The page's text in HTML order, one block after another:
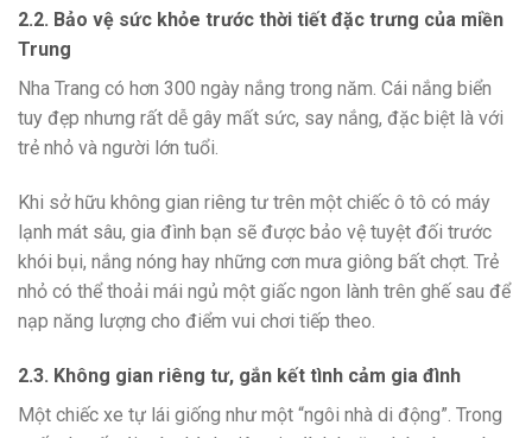
2.2. Bảo vệ sức khỏe trước thời tiết đặc trưng của miền
Trung
Nha Trang có hơn 300 ngày nắng trong năm. Cái nắng biển
tuy đẹp nhưng rất dễ gây mất sức, say nắng, đặc biệt là với
trẻ nhỏ và người lớn tuổi.
Khi sở hữu không gian riêng tư trên một chiếc ô tô có máy
lạnh mát sâu, gia đình bạn sẽ được bảo vệ tuyệt đối trước
khói bụi, nắng nóng hay những cơn mưa giông bất chợt. Trẻ
nhỏ có thể thoải mái ngủ một giấc ngon lành trên ghế sau để
nạp năng lượng cho điểm vui chơi tiếp theo.
2.3. Không gian riêng tư, gắn kết tình cảm gia đình
Một chiếc xe tự lái giống như một “ngôi nhà di động”. Trong